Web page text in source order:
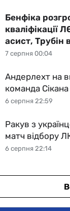
7 серпня 00:04
Бенфіка
кваліфікації
асист, Трубін
6 серпня 22:59
Андерлехт на
команда
6 серпня 22:14
Ракув з
матч відбору